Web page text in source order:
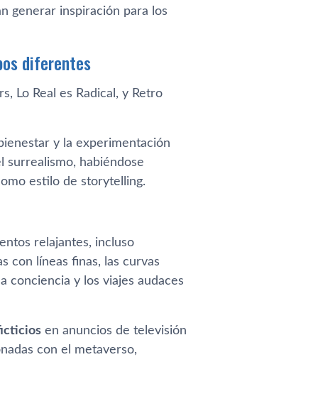
generar inspiración para los
diferentes
Lo Real es Radical, y Retro
y la experimentación
surrealismo, habiéndose
estilo de storytelling.
relajantes, incluso
con líneas finas, las curvas
conciencia y los viajes audaces
en anuncios de televisión
con el metaverso,